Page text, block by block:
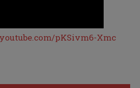
pKSivm6-Xmc